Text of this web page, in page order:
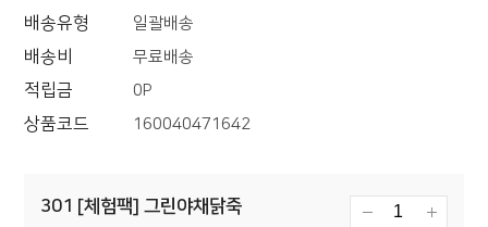
배송유형 일괄배송
배송비 무료배송
적립금 0P
상품코드 160040471642
301 [체험팩] 그린야채닭죽